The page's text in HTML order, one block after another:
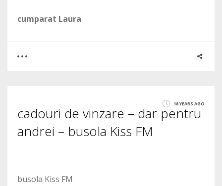
cumparat Laura
1533
18 YEARS AGO
cadouri de vinzare – dar pentru
andrei – busola Kiss FM
busola Kiss FM